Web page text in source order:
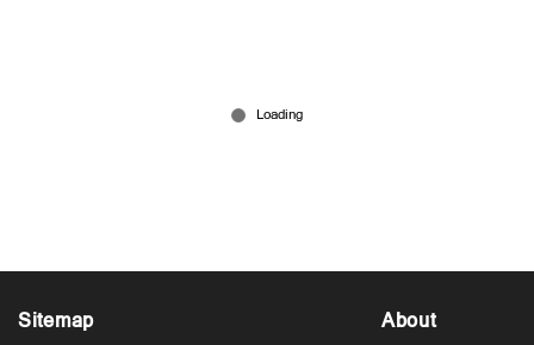
ഇത് വധുവിന്‍റെ അച്ഛന്‍റെ വിയര്‍പ്പ്'; 31 ലക്ഷം
Sitemap About